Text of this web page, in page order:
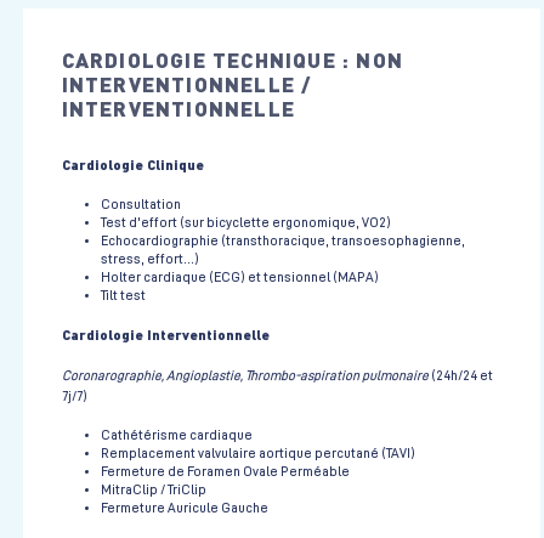
CARDIOLOGIE TECHNIQUE : NON
INTERVENTIONNELLE /
INTERVENTIONNELLE
Cardiologie Clinique
Consultation
Test d'effort (sur bicyclette ergonomique, VO2)
Echocardiographie (transthoracique, transoesophagienne,
stress, effort...)
Holter cardiaque (ECG) et tensionnel (MAPA)
Tilt test
Cardiologie Interventionnelle
Coronarographie, Angioplastie, Thrombo-aspiration pulmonaire(24h/24 et
7j/7)
Cathétérisme cardiaque
Remplacement valvulaire aortique percutané (TAVI)
Fermeture de Foramen Ovale Perméable
MitraClip / TriClip
Fermeture Auricule Gauche